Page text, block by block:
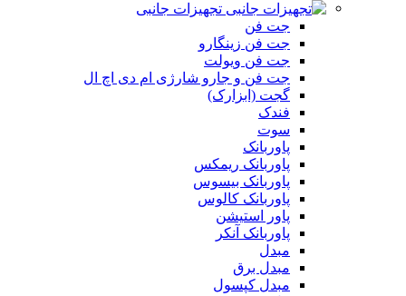
تجهیزات جانبی
جت فن
جت فن زینگارو
جت فن ویولت
جت فن و جارو شارژی ام دی اچ ال
گجت (ابزارک)
فندک
سوت
پاوربانک
پاوربانک ریمکس
پاوربانک بیسوس
پاوربانک کالوس
پاور استیشن
پاوربانک آنکر
مبدل
مبدل برق
مبدل کپسول